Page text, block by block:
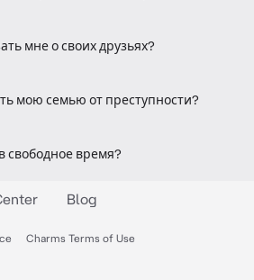
мне о своих друзьях?
мою семью от преступности?
свободное время?
Blog
Charms Terms of Use